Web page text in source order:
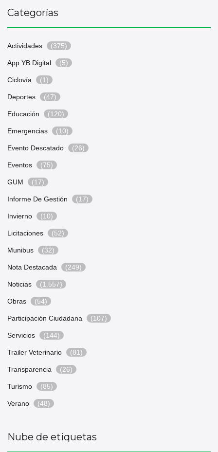
Categorías
Actividades (375)
App YB Digital (5)
Ciclovía (1)
Deportes (47)
Educación (120)
Emergencias (10)
Evento Descatado (26)
Eventos (75)
GUM (17)
Informe De Gestión (17)
Invierno (10)
Licitaciones (52)
Munibus (32)
Nota Destacada (249)
Noticias (1.557)
Obras (54)
Participación Ciudadana (107)
Servicios (144)
Trailer Veterinario (81)
Transparencia (26)
Turismo (85)
Verano (48)
Nube de etiquetas